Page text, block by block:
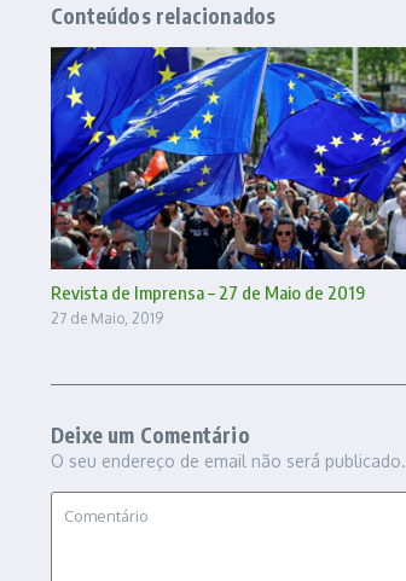
Conteúdos relacionados
Revista de Imprensa – 27 de Maio de 2019
27 de Maio, 2019
Deixe um Comentário
O seu endereço de email não será publicado.